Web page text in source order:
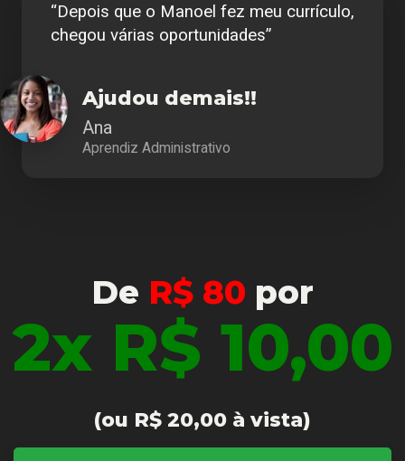
“Depois que o Manoel fez meu currículo,
chegou várias oportunidades”
Ajudou demais!!
Ana
Aprendiz Administrativo
De R$ 80 por
2x R$ 10,00
(ou R$ 20,00 à vista)